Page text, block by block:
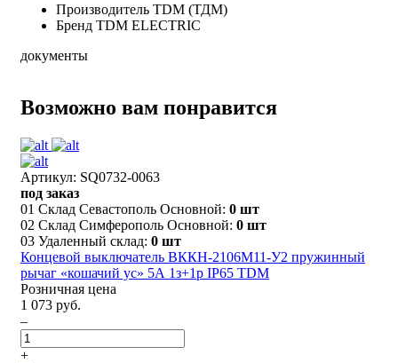
Производитель TDM (ТДМ)
Бренд TDM ELECTRIC
документы
Возможно вам понравится
Артикул: SQ0732-0063
под заказ
01 Склад Севастополь Основной: 0 шт
02 Склад Симферополь Основной: 0 шт
03 Удаленный склад: 0 шт
Концевой выключатель ВККН-2106М11-У2 пружинный
рычаг «кошачий ус» 5А 1з+1р IP65 TDM
Розничная цена
1 073 руб.
–
+